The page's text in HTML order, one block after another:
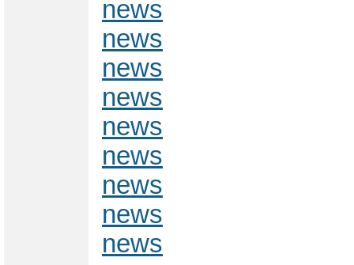
news
news
news
news
news
news
news
news
news